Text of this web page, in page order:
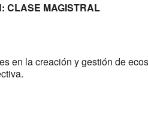
CLASE MAGISTRAL
en la creación y gestión de